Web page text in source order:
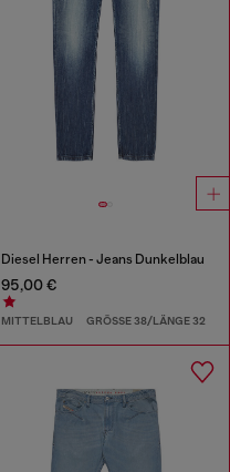
Diesel Herren - Jeans Dunkelblau
95,00 €
MITTELBLAU GRÖSSE 38/LÄNGE 32